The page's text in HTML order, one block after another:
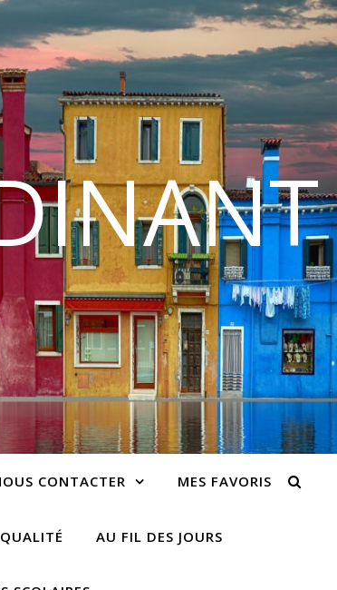
CONTACTER MES FAVORIS
QUALITÉ AU FIL DES JOURS